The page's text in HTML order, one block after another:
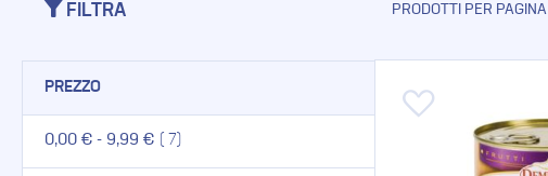
PRODOTTI PER PAGINA
FILTRA
PREZZO
0,00 € - 9,99 € 7 ELEMENTO